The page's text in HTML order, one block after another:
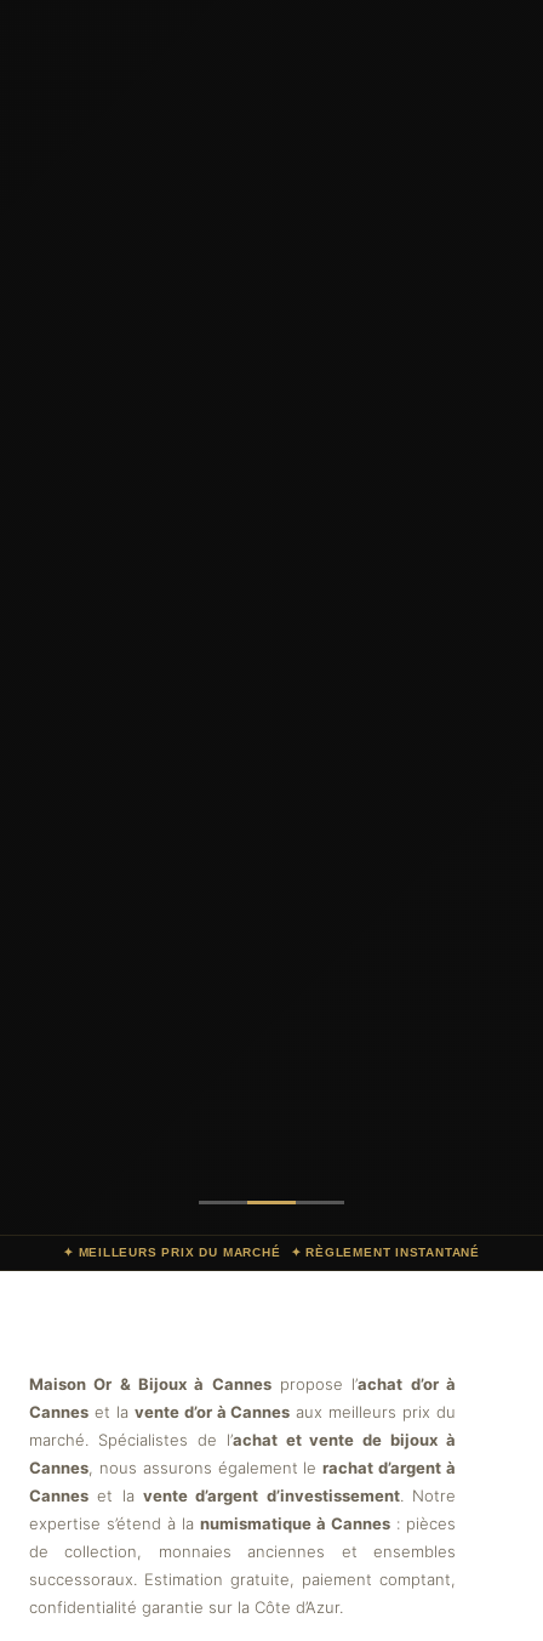
✦ MEILLEURS PRIX DU MARCHÉ ✦ RÈGLEMENT INSTANTANÉ
Maison Or & Bijoux à Cannespropose l’achat d’or à
Cannes et la vente d’or à Cannes aux meilleurs prix du
marché. Spécialistes de l’achat et vente de bijoux à
Cannes , nous assurons également lerachat d’argent à
Cannes et la vente d’argent d’investissement. Notre
expertise s’étend à la numismatique à Cannes : pièces
de collection, monnaies anciennes et ensembles
successoraux. Estimation gratuite, paiement comptant,
confidentialité garantie sur la Côte d’Azur.